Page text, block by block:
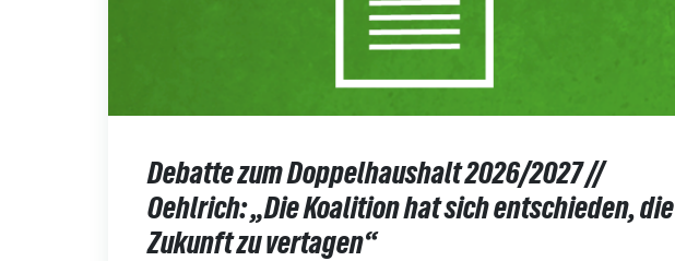
Debatte zum Doppelhaushalt 2026/2027 //
Oehlrich: „Die Koalition hat sich entschieden, die
Zukunft zu vertagen“